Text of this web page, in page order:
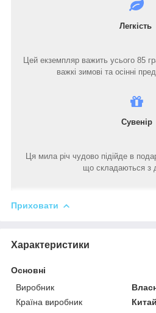
Легкість
Цей екземпляр важить усього 85
важкі зимові та осінні
Сувенір
Ця мила річ чудово підійде в
що складаються з
Приховати
Характеристики
Основні
Виробник
Країна виробник
Китай